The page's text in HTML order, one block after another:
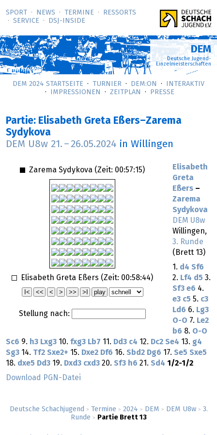
SPORT NEWS TERMINE
RESSORTS
SERVICE
DSJ-­INSIDE
Deutsche Schachjugend > Termine > 2024 > DEM > DEM U8w > 3.
Runde > Partie Brett 13
DEM
Deutsche Jugend-
Einzelmeisterschaften
DEM 2024 STARTSEITE TURNIER DEM:ON
INTERAKTIV
IMPRESSIONEN
ZEITPLAN PRESSE
Partie: Elisabeth Greta Eßers–Zarema
Sydykova
DEM U8w 21. – 26.05.2024 in Willingen
Zarema Sydykova (Zeit: 00:57:15)
Elisabeth Greta Eßers (Zeit: 00:58:44)
Stellung nach:
Elisabeth
Greta
Eßers –
Zarema
Sydykova
DEM U8w
Willingen,
3. Runde
(Brett 13)
1. d4 Sf6
2. Lf4 d5 3.
Sf3 e6 4.
e3 c5 5. c3
Ld6 6. Lg3
O-O 7. Le2
b6 8. O-O
Sc6 9. h3 Lxg3 10. fxg3 Lb7 11. Dd3 c4 12. Dc2 Se4 13. g4
Sg3 14. Tf2 Sxe2+ 15. Dxe2 Df6 16. Sbd2 Dg6 17. Se5 Sxe5
18. dxe5 Dd3 19. Dxd3 cxd3 20. Sf3 h6 21. Sd4 1/2-1/2
Download PGN-Datei